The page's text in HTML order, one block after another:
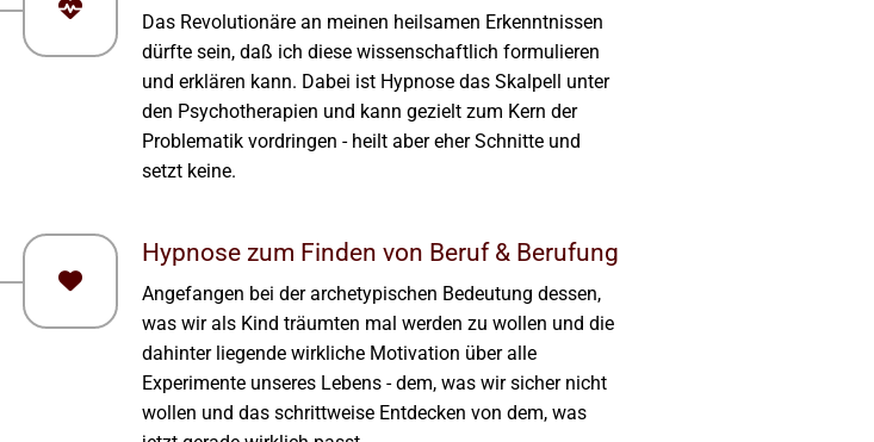
Das Revolutionäre an meinen heilsamen Erkenntnissen
dürfte sein, daß ich diese wissenschaftlich formulieren
und erklären kann. Dabei ist Hypnose das Skalpell unter
den Psychotherapien und kann gezielt zum Kern der
Problematik vordringen - heilt aber eher Schnitte und
setzt keine.
Hypnose zum Finden von Beruf & Berufung
Angefangen bei der archetypischen Bedeutung dessen,
was wir als Kind träumten mal werden zu wollen und die
dahinter liegende wirkliche Motivation über alle
Experimente unseres Lebens - dem, was wir sicher nicht
wollen und das schrittweise Entdecken von dem, was